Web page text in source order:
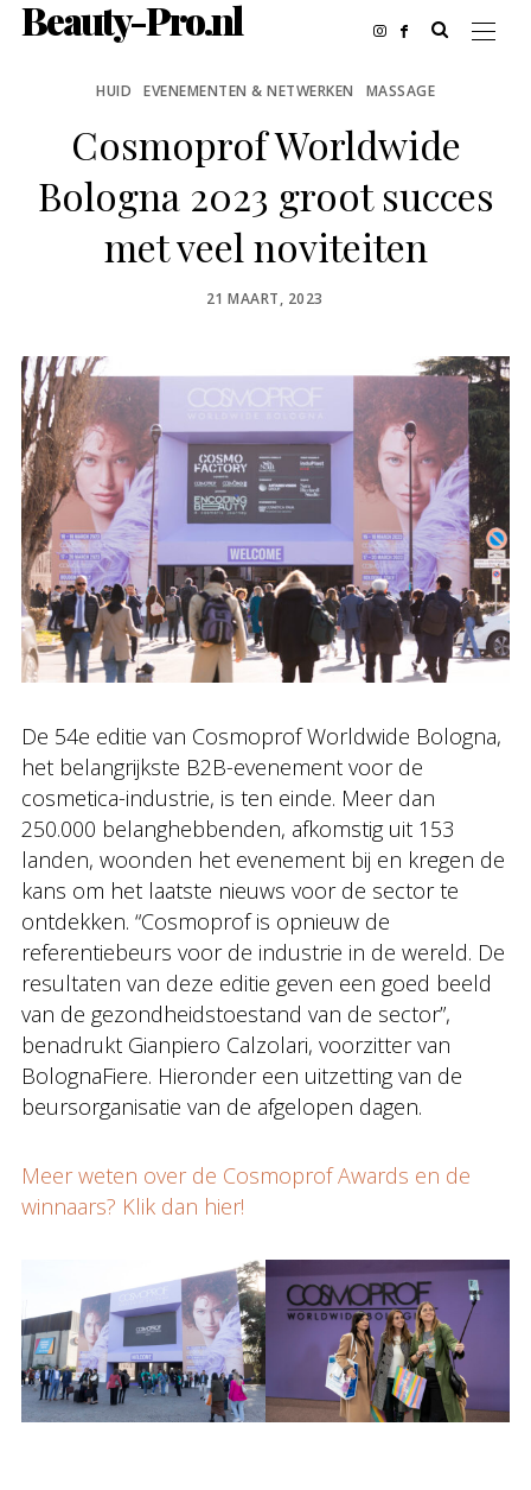
Beauty-Pro.nl
HUID EVENEMENTEN & NETWERKEN MASSAGE
Cosmoprof Worldwide
Bologna 2023 groot succes
met veel noviteiten
POSTED
21 MAART, 2023
De 54e editie van Cosmoprof Worldwide Bologna,
het belangrijkste B2B-evenement voor de
cosmetica-industrie, is ten einde. Meer dan
250.000 belanghebbenden, afkomstig uit 153
landen, woonden het evenement bij en kregen de
kans om het laatste nieuws voor de sector te
ontdekken. “Cosmoprof is opnieuw de
referentiebeurs voor de industrie in de wereld. De
resultaten van deze editie geven een goed beeld
van de gezondheidstoestand van de sector”,
benadrukt Gianpiero Calzolari, voorzitter van
BolognaFiere. Hieronder een uitzetting van de
beursorganisatie van de afgelopen dagen.
Meer weten over de Cosmoprof Awards en de
winnaars? Klik dan hier!